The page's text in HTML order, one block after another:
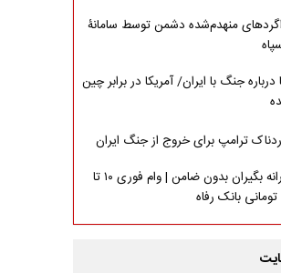
منهدم‌شده دشمن توسط سامانۀ
درباره جنگ با ایران/ آمریکا در برابر چین
ترامپ برای خروج از جنگ ایران
وام برای یارانه بگیران بدون ضامن | وام فوری ۱۰ تا